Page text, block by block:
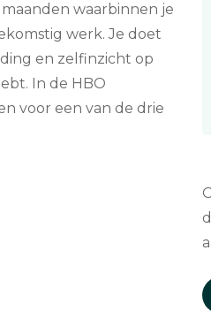
waarbinnen je
werk. Je doet
en zelfinzicht op
In de HBO
voor een van de drie